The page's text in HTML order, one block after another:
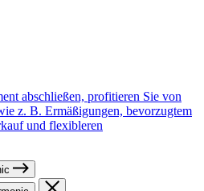
abschließen, profitieren Sie von
z. B. Ermäßigungen, bevorzugtem
und flexibleren